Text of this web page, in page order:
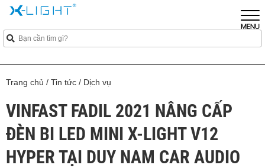
Trang chủ / Tin tức / Dịch vụ
VINFAST FADIL 2021 NÂNG CẤP
ĐÈN BI LED MINI X-LIGHT V12
HYPER TẠI DUY NAM CAR AUDIO